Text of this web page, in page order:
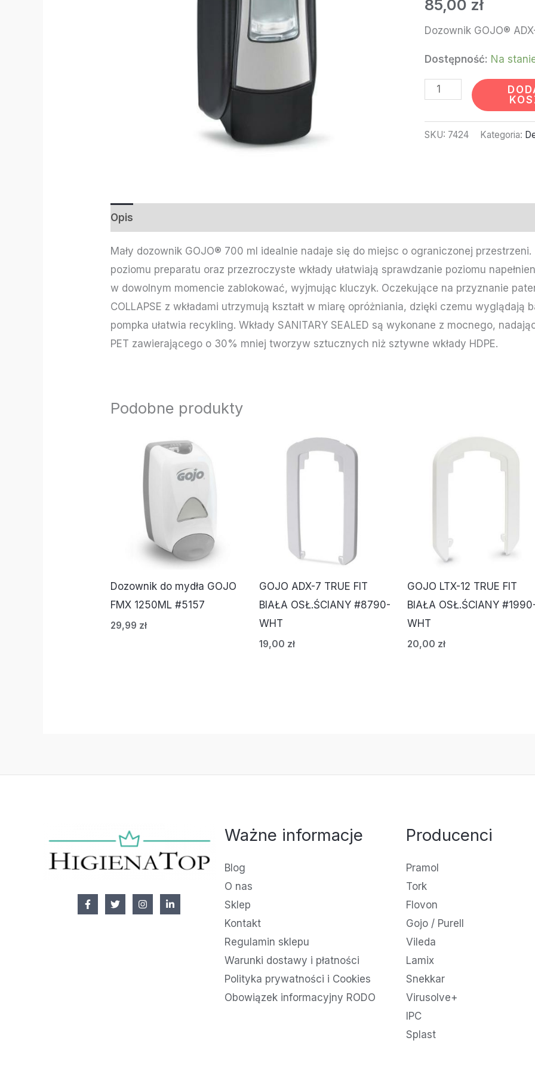
85,00 zł
Dozownik GOJO®
Dostępność: Na
700ML
CZARNY
SKU: 7424 Kategoria:
Opis
Mały dozownik GOJO® 700 ml idealnie nadaje się do miejsc o ograniczonej
poziomu preparatu oraz przezroczyste wkłady ułatwiają sprawdzanie poziomu
w dowolnym momencie zablokować, wyjmując kluczyk. Oczekujące na przyznanie
COLLAPSE z wkładami utrzymują kształt w miarę opróżniania, dzięki czemu wyglądają
pompka ułatwia recykling. Wkłady SANITARY SEALED są wykonane z mocnego,
PET zawierającego o 30% mniej tworzyw sztucznych niż sztywne wkłady HDPE.
Podobne produkty
Dozownik do mydła GOJO
FMX 1250ML #5157
29,99 zł
GOJO ADX-7 TRUE FIT
BIAŁA OSŁ.ŚCIANY #8790-
WHT
19,00 zł
GOJO LTX-12 TRUE FIT
BIAŁA OSŁ.ŚCIANY
WHT
20,00 zł
Ważne informacje
Blog
O nas
Sklep
Kontakt
Regulamin sklepu
Warunki dostawy i płatności
Polityka prywatności i Cookies
Obowiązek informacyjny RODO
Producenci
Pramol
Tork
Flovon
Gojo / Purell
Vileda
Lamix
Snekkar
Virusolve+
IPC
Splast